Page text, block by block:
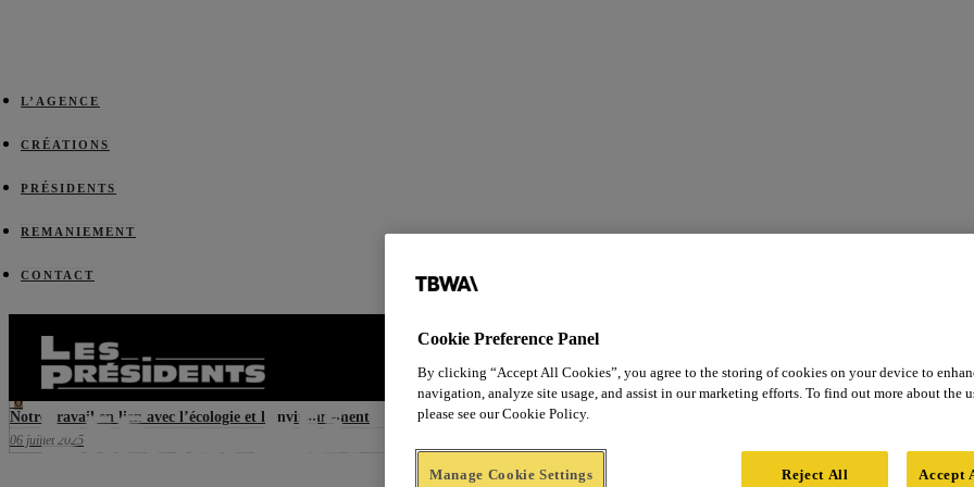
L’AGENCE
CRÉATIONS
PRÉSIDENTS
REMANIEMENT
CONTACT
Prev
Notre travail en lien avec l’alimentaire
06 juin 2025
Next
0
Notre travail en lien avec l’écologie et l’environnement
06 juillet 2025
Cookie Preference Panel
By clicking “Accept All Cookies”, you agree to the storing of cookies on your device to
navigation, analyze site usage, and assist in our marketing efforts. To find out more about the
please see our Cookie Policy.
Reject All Accept
Manage Cookie Settings